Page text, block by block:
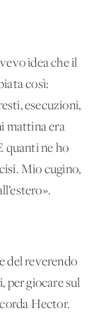
idea che il
così:
esecuzioni,
mattina era
quanti ne ho
Mio cugino,
del reverendo
per giocare sul
Hector.